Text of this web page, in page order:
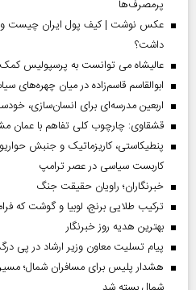
پرمصرف‌ها
عکس نوشت | کیف پول ایران چیست و
داشت؟
عالیشاه می توانست به پرسپولیس
ابوالقاسم قاسم‌زاده در میان
اربعین مدرسه‌ای برای انسان‌سازی،
قشقاوی: چارچوب کلی تفاهم با
پنطیکاستی، کاریزماتیک و جنبش
کاربست سیاسی در عصر ترامپ
خبرنگاران؛ راویان حقیقت جنگ
ترکیب طلایی برنج، لوبیا و گوشت که
بهترین هدیه روز خبرنگار
پیام تسلیت معاون وزیر ارشاد در پی
هشدار پلیس برای مسافران شمال؛